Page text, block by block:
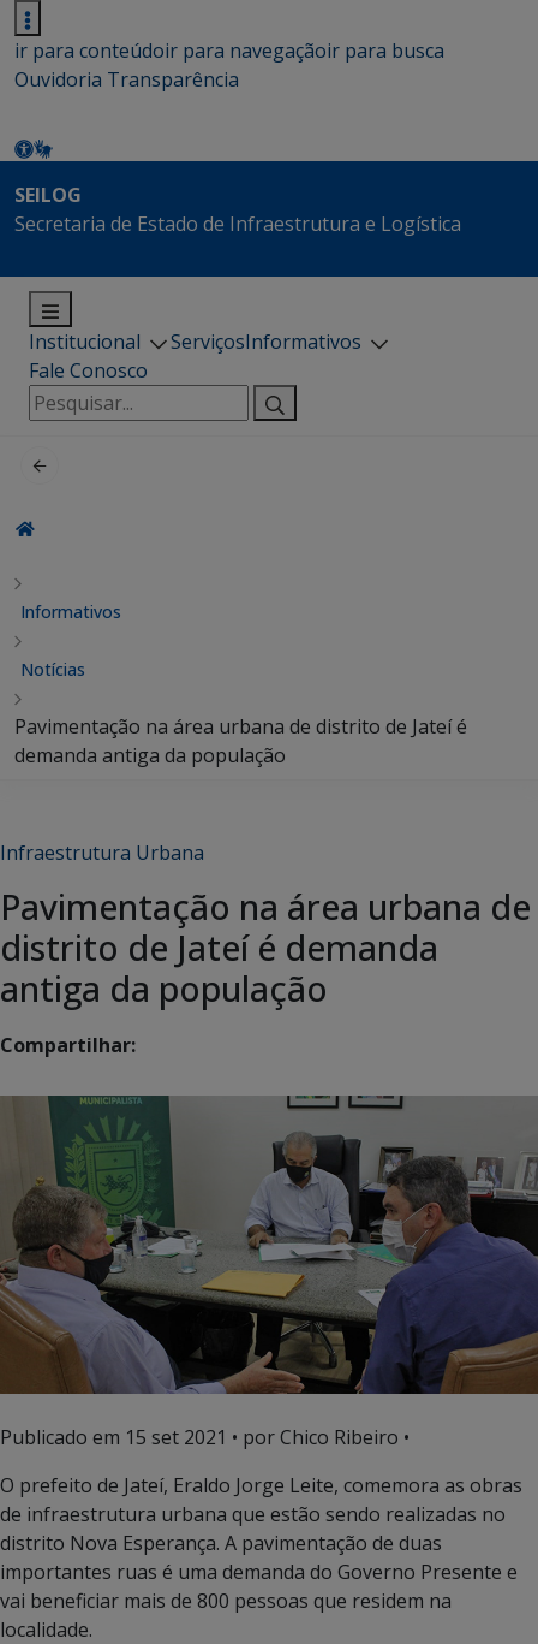
ir para conteúdoir para navegaçãoir para busca
Ouvidoria Transparência
SEILOG
Secretaria de Estado de Infraestrutura e Logística
Institucional ServiçosInformativos
Fale Conosco
Pesquisar
por:
Informativos
Notícias
Pavimentação na área urbana de distrito de Jateí é
demanda antiga da população
Infraestrutura Urbana
Pavimentação na área urbana de
distrito de Jateí é demanda
antiga da população
Compartilhar:
Publicado em 15 set 2021 • por Chico Ribeiro •
O prefeito de Jateí, Eraldo Jorge Leite, comemora as obras
de infraestrutura urbana que estão sendo realizadas no
distrito Nova Esperança. A pavimentação de duas
importantes ruas é uma demanda do Governo Presente e
vai beneficiar mais de 800 pessoas que residem na
localidade.